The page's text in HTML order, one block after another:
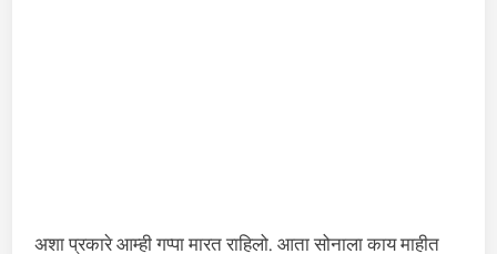
अशा प्रकारे आम्ही गप्पा मारत राहिलो. आता सोनाला काय माहीत